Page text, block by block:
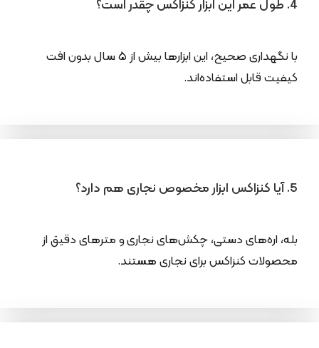
4. طول عمر این ابزار کنزاکس چقدر است؟
با نگهداری صحیح، این ابزارها بیش از ۵ سال بدون افت
کیفیت قابل استفاده‌اند.
5. آیا کنزاکس ابزار مخصوص نجاری هم دارد؟
بله، اره‌های دستی، چکش‌های نجاری و مترهای دقیق از
محصولات کنزاکس برای نجاری هستند.